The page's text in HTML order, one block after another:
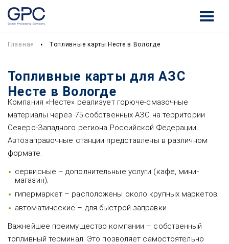
Главная Топливные карты Несте в Вологде
Топливные карты для АЗС
Несте в Вологде
Компания «Несте» реализует горюче-смазочные
материалы через 75 собственных АЗС на территории
Северо-Западного региона Российской Федерации.
Автозаправочные станции представлены в различном
формате:
сервисные – дополнительные услуги (кафе, мини-
магазин);
гипермаркет – расположены около крупных маркетов;
автоматические – для быстрой заправки.
Важнейшее преимущество компании – собственный
топливный терминал. Это позволяет самостоятельно